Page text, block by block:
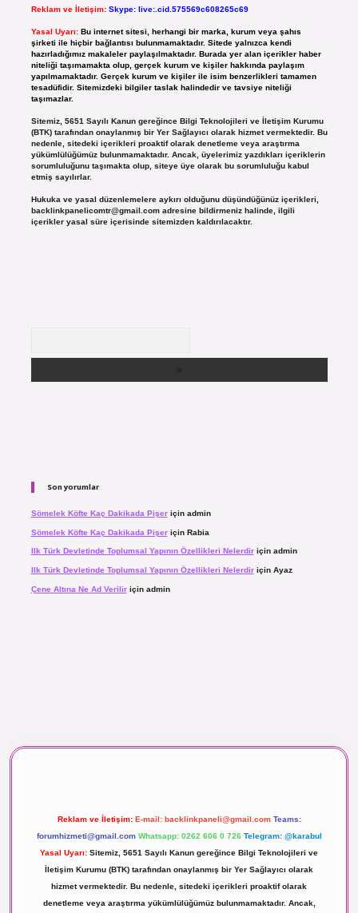
Reklam ve İletişim: Skype: live:.cid.575569c608265c69
Yasal Uyarı: Bu internet sitesi, herhangi bir marka, kurum veya şahıs
şirketi ile hiçbir bağlantısı bulunmamaktadır. Sitede yalnızca kendi
hazırladığımız makaleler paylaşılmaktadır. Burada yer alan içerikler haber
niteliği taşımamakta olup, gerçek kurum ve kişiler hakkında paylaşım
yapılmamaktadır. Gerçek kurum ve kişiler ile isim benzerlikleri tamamen
tesadüfidir. Sitemizdeki bilgiler taslak halindedir ve tavsiye niteliği
taşımazlar.
Sitemiz, 5651 Sayılı Kanun gereğince Bilgi Teknolojileri ve İletişim Kurumu
(BTK) tarafından onaylanmış bir Yer Sağlayıcı olarak hizmet vermektedir. Bu
nedenle, sitedeki içerikleri proaktif olarak denetleme veya araştırma
yükümlülüğümüz bulunmamaktadır. Ancak, üyelerimiz yazdıkları içeriklerin
sorumluluğunu taşımakta olup, siteye üye olarak bu sorumluluğu kabul
etmiş sayılırlar.
Hukuka ve yasal düzenlemelere aykırı olduğunu düşündüğünüz içerikleri,
backlinkpanelicomtr@gmail.comadresine bildirmeniz halinde, ilgili
içerikler yasal süre içerisinde sitemizden kaldırılacaktır.
Son yorumlar
Sömelek Köfte Kaç Dakikada Pişeriçin admin
Sömelek Köfte Kaç Dakikada Pişeriçin Rabia
Ilk Türk Devletinde Toplumsal Yapının Özellikleri Nelerdiriçin admin
Ilk Türk Devletinde Toplumsal Yapının Özellikleri Nelerdiriçin Ayaz
Çene Altına Ne Ad Veriliriçin admin
Reklam ve İletişim: E-mail: backlinkpaneli@gmail.com Teams:
forumhizmeti@gmail.com Whatsapp: 0262 606 0 726 Telegram: @karabul
Yasal Uyarı: Sitemiz, 5651 Sayılı Kanun gereğince Bilgi Teknolojileri ve
İletişim Kurumu (BTK) tarafından onaylanmış bir Yer Sağlayıcı olarak
hizmet vermektedir. Bu nedenle, sitedeki içerikleri proaktif olarak
denetleme veya araştırma yükümlülüğümüz bulunmamaktadır. Ancak,